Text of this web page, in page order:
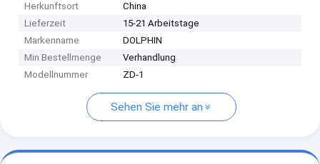
Herkunftsort
China
Lieferzeit
15-21 Arbeitstage
Markenname
DOLPHIN
Min Bestellmenge
Verhandlung
Modellnummer
ZD-1
Sehen Sie mehr an